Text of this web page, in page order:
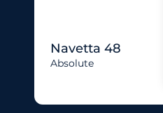
Navetta 48
Absolute